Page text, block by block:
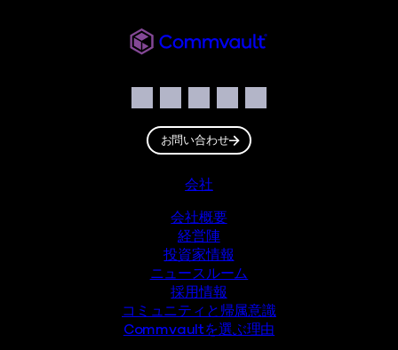
Commvault JP
ソーシャルFacebook
Instagram
LinkedIn
TwitterYouTube
お問い合わせ
会社
会社概要
経営陣
投資家情報
ニュースルーム
採用情報
コミュニティと帰属意識
Commvaultを選ぶ理由